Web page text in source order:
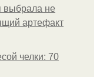
выбрала не
артефакт
челки: 70